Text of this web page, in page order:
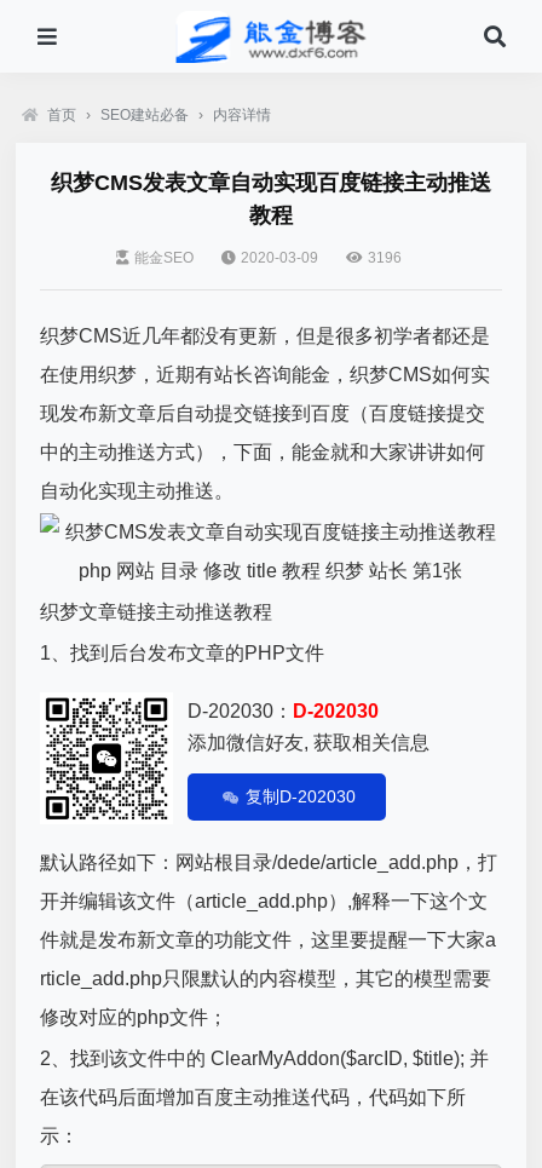
首页 › SEO建站必备 › 内容详情
织梦CMS发表文章自动实现百度链接主动推送
教程
能金SEO 2020-03-09 3196
织梦CMS近几年都没有更新，但是很多初学者都还是
在使用织梦，近期有站长咨询能金，织梦CMS如何实
现发布新文章后自动提交链接到百度（百度链接提交
中的主动推送方式），下面，能金就和大家讲讲如何
自动化实现主动推送。
织梦文章链接主动推送教程
1、找到后台发布文章的PHP文件
D-202030： D-202030
添加微信好友, 获取相关信息
复制D-202030
默认路径如下：网站根目录/dede/article_add.php，打
开并编辑该文件（article_add.php）,解释一下这个文
件就是发布新文章的功能文件，这里要提醒一下大家a
rticle_add.php只限默认的内容模型，其它的模型需要
修改对应的php文件；
2、找到该文件中的 ClearMyAddon($arcID, $title); 并
在该代码后面增加百度主动推送代码，代码如下所
示：